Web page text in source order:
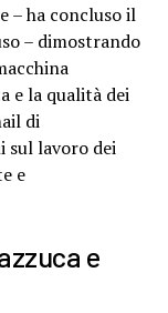
– ha concluso il
– dimostrando
e la qualità dei
di
sul lavoro dei
e
e